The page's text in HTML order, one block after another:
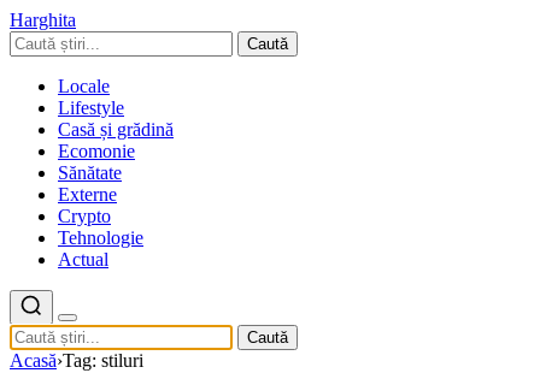
Harghita
Caută
Locale
Lifestyle
Casă și grădină
Ecomonie
Sănătate
Externe
Crypto
Tehnologie
Actual
Caută
Acasă›Tag: stiluri